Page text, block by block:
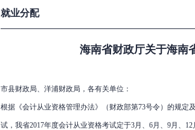
就业分配
海南省财政厅关于海南
市县财政局、洋浦财政局，各有关单位：
根据《会计从业资格管理办法》（财政部第73号令）的规
试，我省2017年度会计从业资格考试定于3月、6月、9月、